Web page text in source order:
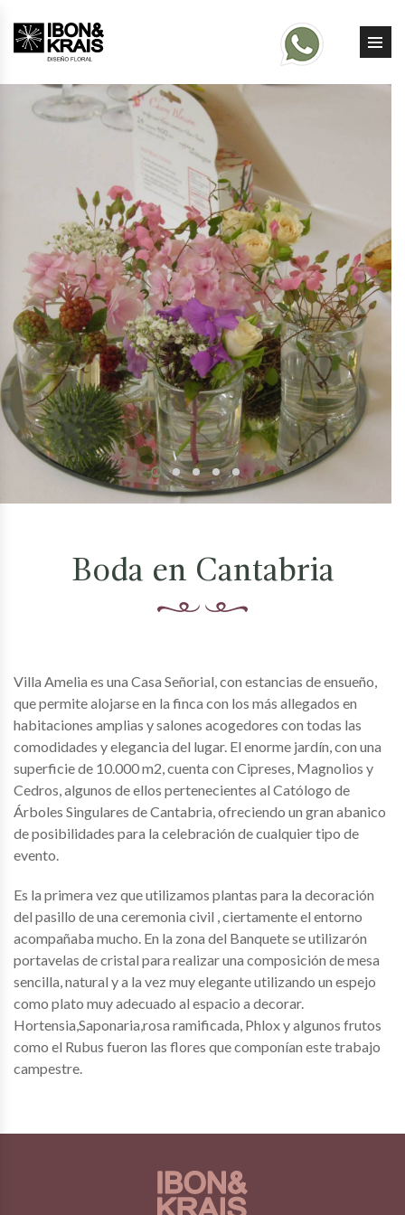
Boda en Cantabria
Villa Amelia es una Casa Señorial, con estancias de ensueño,
que permite alojarse en la finca con los más allegados en
habitaciones amplias y salones acogedores con todas las
comodidades y elegancia del lugar. El enorme jardín, con una
superficie de 10.000 m2, cuenta con Cipreses, Magnolios y
Cedros, algunos de ellos pertenecientes al Católogo de
Árboles Singulares de Cantabria, ofreciendo un gran abanico
de posibilidades para la celebración de cualquier tipo de
evento.
Es la primera vez que utilizamos plantas para la decoración
del pasillo de una ceremonia civil , ciertamente el entorno
acompañaba mucho. En la zona del Banquete se utilizarón
portavelas de cristal para realizar una composición de mesa
sencilla, natural y a la vez muy elegante utilizando un espejo
como plato muy adecuado al espacio a decorar.
Hortensia,Saponaria,rosa ramificada, Phlox y algunos frutos
como el Rubus fueron las flores que componían este trabajo
campestre.